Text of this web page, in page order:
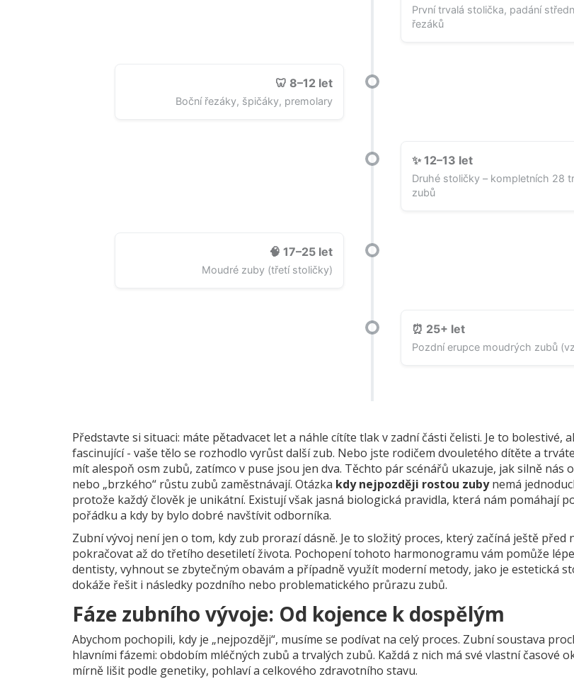
První trvalá stolička, padání
řezáků
🦷 8–12 let
Boční řezáky, špičáky, premolary
✨ 12–13 let
Druhé stoličky – kompletních 28
zubů
🧠 17–25 let
Moudré zuby (třetí stoličky)
⏰ 25+ let
Pozdní erupce moudrých zubů
Představte si situaci: máte pětadvacet let a náhle cítíte tlak v zadní části čelisti. Je to bolestivé,
fascinující - vaše tělo se rozhodlo vyrůst další zub. Nebo jste rodičem dvouletého dítěte a
mít alespoň osm zubů, zatímco v puse jsou jen dva. Těchto pár scénářů ukazuje, jak silně nás
nebo „brzkého“ růstu zubů zaměstnávají. Otázka kdy nejpozději rostou zubynemá
protože každý člověk je unikátní. Existují však jasná biologická pravidla, která nám pomáhají
pořádku a kdy by bylo dobré navštívit odborníka.
Zubní vývoj není jen o tom, kdy zub prorazí dásně. Je to složitý proces, který začíná ještě před
pokračovat až do třetího desetiletí života. Pochopení tohoto harmonogramu vám pomůže
dentisty, vyhnout se zbytečným obavám a případně využít moderní metody, jako je estetická
dokáže řešit i následky pozdního nebo problematického průrazu zubů.
Fáze zubního vývoje: Od kojence k dospělým
Abychom pochopili, kdy je „nejpozději“, musíme se podívat na celý proces. Zubní soustava
hlavními fázemi: obdobím mléčných zubů a trvalých zubů. Každá z nich má své vlastní časové
mírně lišit podle genetiky, pohlaví a celkového zdravotního stavu.